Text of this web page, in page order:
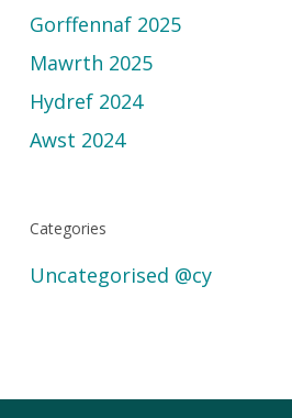
Gorffennaf 2025
Mawrth 2025
Hydref 2024
Awst 2024
Categories
Uncategorised @cy